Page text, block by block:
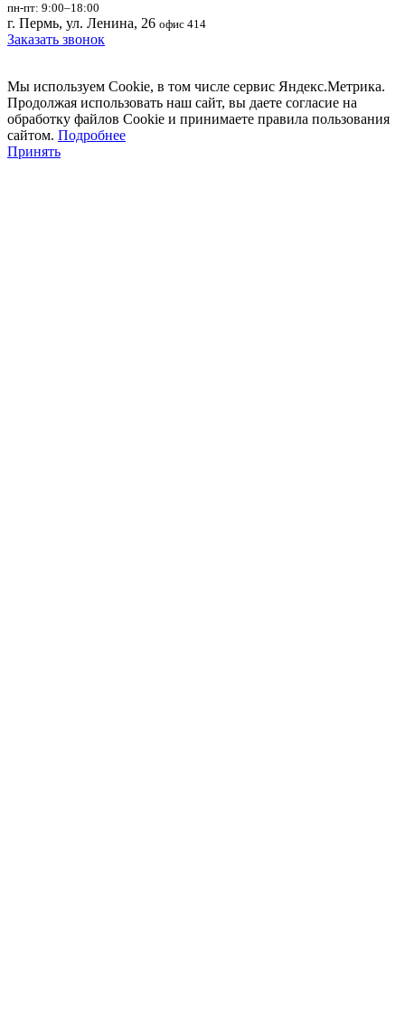
пн-пт: 9:00–18:00
г. Пермь, ул. Ленина, 26 офис 414
Заказать звонок
Мы используем Cookie, в том числе сервис Яндекс.Метрика.
Продолжая использовать наш сайт, вы даете согласие на
обработку файлов Cookie и принимаете правила пользования
сайтом. Подробнее
Принять